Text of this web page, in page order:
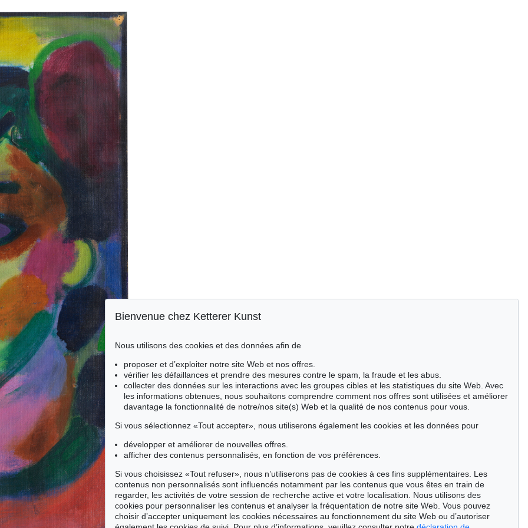
Bienvenue chez Ketterer Kunst
Nous utilisons des cookies et des données afin de
proposer et d’exploiter notre site Web et nos offres.
vérifier les défaillances et prendre des mesures contre le spam, la fraude et les abus.
collecter des données sur les interactions avec les groupes cibles et les statistiques du site Web. Avec
les informations obtenues, nous souhaitons comprendre comment nos offres sont utilisées et améliorer
davantage la fonctionnalité de notre/nos site(s) Web et la qualité de nos contenus pour vous.
Si vous sélectionnez «Tout accepter», nous utiliserons également les cookies et les données pour
développer et améliorer de nouvelles offres.
afficher des contenus personnalisés, en fonction de vos préférences.
Si vous choisissez «Tout refuser», nous n’utiliserons pas de cookies à ces fins supplémentaires. Les
contenus non personnalisés sont influencés notamment par les contenus que vous êtes en train de
regarder, les activités de votre session de recherche active et votre localisation. Nous utilisons des
cookies pour personnaliser les contenus et analyser la fréquentation de notre site Web. Vous pouvez
choisir d’accepter uniquement les cookies nécessaires au fonctionnement du site Web ou d’autoriser